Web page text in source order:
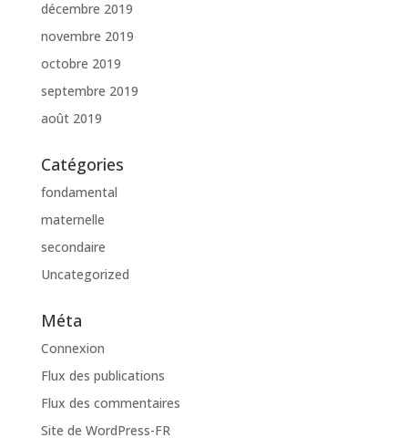
décembre 2019
novembre 2019
octobre 2019
septembre 2019
août 2019
Catégories
fondamental
maternelle
secondaire
Uncategorized
Méta
Connexion
Flux des publications
Flux des commentaires
Site de WordPress-FR